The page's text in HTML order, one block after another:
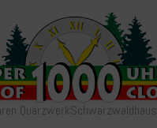
QuarzwerkSchwarzwaldhaus